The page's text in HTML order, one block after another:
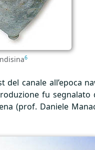
6
canale all’epoca
fu
(prof. Daniele